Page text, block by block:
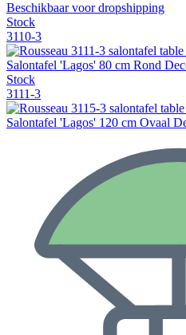
Beschikbaar voor dropshipping
Stock
3110-3
Salontafel 'Lagos' 80 cm Rond
Stock
3111-3
Salontafel 'Lagos' 120 cm Ovaal